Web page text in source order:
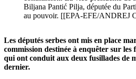
Biljana Pantić Pilja, députée du
au pouvoir. [[EPA-EFE/ANDREJ
Les députés serbes ont mis en place
commission destinée à enquêter sur les
qui ont conduit aux deux fusillades de
dernier.